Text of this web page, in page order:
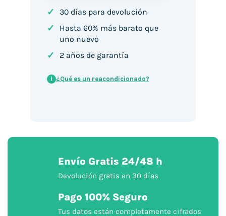
✓ 30 días para devolución
✓
Hasta 60% más barato que
uno nuevo
✓ 2 años de garantía
i ¿Qué es un reacondicionado?
Envío Gratis 24/48 h
Devolución gratis en 30 días
Pago 100% Seguro
Tus datos están completamente cifrados